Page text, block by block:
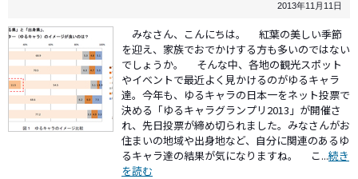
2013年11月11日
みなさん、こんにちは。 紅葉の美しい季節
を迎え、家族でおでかけする方も多いのではない
でしょうか。 そんな中、各地の観光スポット
やイベントで最近よく見かけるのがゆるキャラ
達。今年も、ゆるキャラの日本一をネット投票で
決める「ゆるキャラグランプリ2013」が開催さ
れ、先日投票が締め切られました。みなさんがお
住まいの地域や出身地など、自分に関連のあるゆ
るキャラ達の結果が気になりますね。 こ...続き
を読む